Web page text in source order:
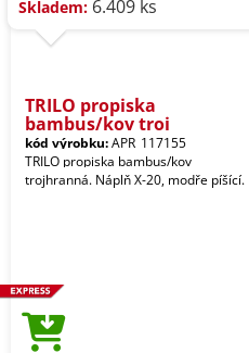
Skladem: 6.409 ks
TRILO propiska
bambus/kov troj
kód výrobku:APR_117155
TRILO propiska bambus/kov
trojhranná. Náplň X-20, modře píšící.